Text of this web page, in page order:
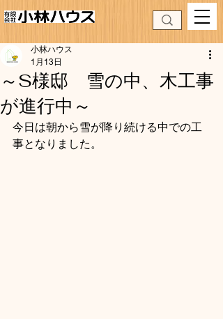
～S様邸 雪の中、木工事
が進行中～
小林ハウス
1月13日
今日は朝から雪が降り続ける中での工
事となりました。